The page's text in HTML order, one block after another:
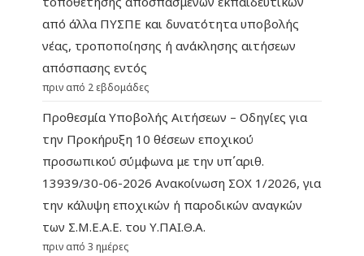
από άλλα ΠΥΣΠΕ και δυνατότητα υποβολής
νέας, τροποποίησης ή ανάκλησης αιτήσεων
απόσπασης εντός
πριν από 2 εβδομάδες
Προθεσμία Υποβολής Αιτήσεων – Οδηγίες για
την Προκήρυξη 10 θέσεων εποχικού
προσωπικού σύμφωνα με την υπ΄αριθ.
13939/30-06-2026 Ανακοίνωση ΣΟΧ 1/2026, για
την κάλυψη εποχικών ή παροδικών αναγκών
των Σ.Μ.Ε.Α.Ε. του Υ.ΠΑΙ.Θ.Α.
πριν από 3 ημέρες